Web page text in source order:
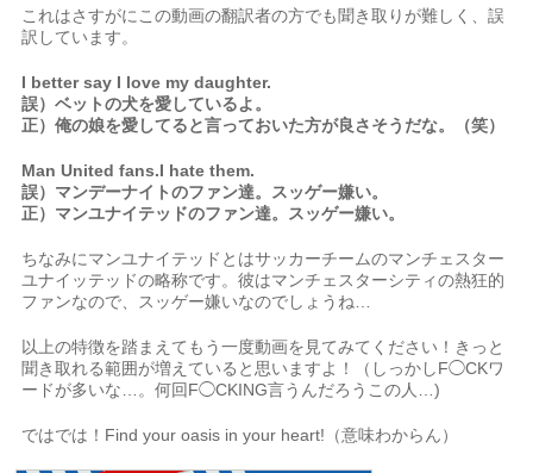
これはさすがにこの動画の翻訳者の方でも聞き取りが難しく、誤
訳しています。
I better say I love my daughter.
誤）ベットの犬を愛しているよ。
正）俺の娘を愛してると言っておいた方が良さそうだな。（笑）
Man United fans.I hate them.
誤）マンデーナイトのファン達。スッゲー嫌い。
正）マンユナイテッドのファン達。スッゲー嫌い。
ちなみにマンユナイテッドとはサッカーチームのマンチェスター
ユナイッテッドの略称です。彼はマンチェスターシティの熱狂的
ファンなので、スッゲー嫌いなのでしょうね…
以上の特徴を踏まえてもう一度動画を見てみてください！きっと
聞き取れる範囲が増えていると思いますよ！（しっかしF◯CKワ
ードが多いな…。何回F◯CKING言うんだろうこの人…)
ではでは！Find your oasis in your heart!（意味わからん）